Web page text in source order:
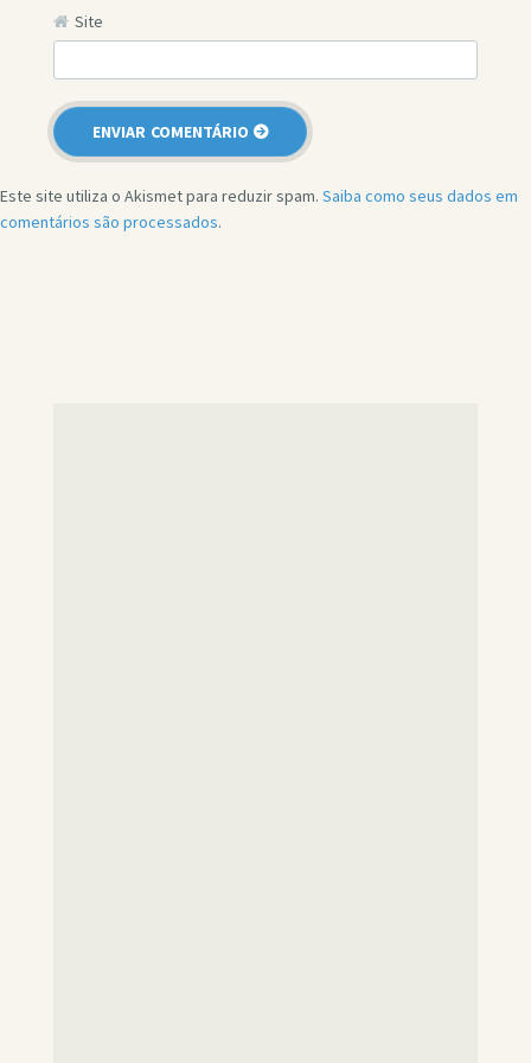
Site
Este site utiliza o Akismet para reduzir spam. Saiba como seus dados em
comentários são processados.